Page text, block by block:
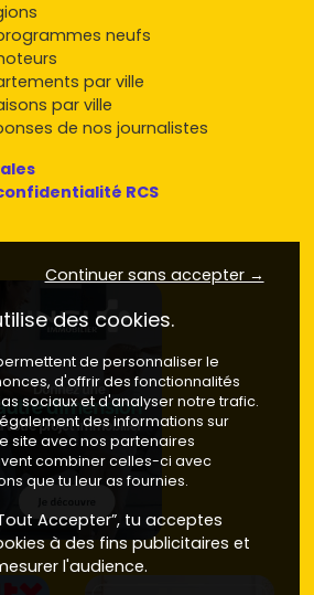
neufs
par ville
par ville
de nos journalistes
RCS
Continuer sans accepter →
des cookies.
de personnaliser le
d'offrir des fonctionnalités
sociaux et d'analyser notre trafic.
des informations sur
site avec nos partenaires
combiner celles-ci avec
que tu leur as fournies.
Accepter”, tu acceptes
à des fins publicitaires et
l'audience.